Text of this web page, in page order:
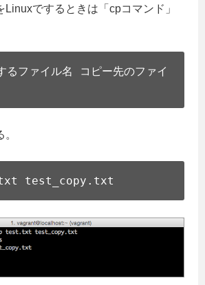
Linuxでするときは「cpコマンド」
ファイル名 コピー先のファイ
test_copy.txt